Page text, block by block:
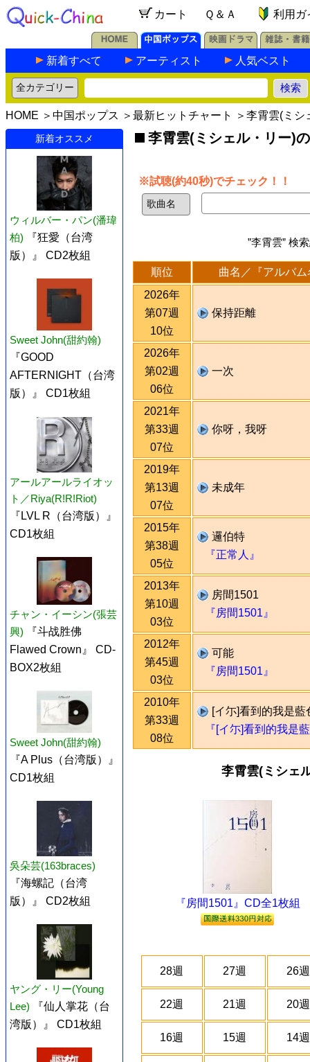
カート Ｑ＆Ａ 利用ガ
新着すべて アーティスト 人気ベスト
HOME ＞ 中国ポップス ＞ 最新ヒットチャート ＞李霄雲(ミシ
新着オススメ
ウィルバー・パン(潘瑋
柏)
『狂愛（台湾
版）』 CD2枚組
Sweet John(甜約翰)
『GOOD
AFTERNIGHT（台湾
版）』 CD1枚組
アールアールライオッ
ト／Riya(R!R!Riot)
『LVL R（台湾版）』
CD1枚組
チャン・イーシン(張芸
興)
『斗战胜佛
Flawed Crown』 CD-
BOX2枚組
Sweet John(甜約翰)
『A Plus（台湾版）』
CD1枚組
吳朵芸(163braces)
『海螺記（台湾
版）』 CD2枚組
ヤング・リー(Young
Lee)
『仙人掌花（台
湾版）』 CD1枚組
李霄雲(ミシェル・リー)
※試聴(約40秒)でチェック！！
”李霄雲” 検
順位
曲名／『アルバム
2026年
第07週
10位
保持距離
2026年
第02週
06位
一次
2021年
第33週
07位
你呀，我呀
2019年
第13週
07位
未成年
2015年
第38週
05位
邏伯特
『正常人』
2013年
第10週
03位
房間1501
『房間1501』
2012年
第45週
03位
可能
『房間1501』
2010年
第33週
08位
[イ尓]看到的我是藍
『[イ尓]看到的我是
李霄雲(ミシェ
『房間1501』CD全1枚組
28週 27週 26週
22週 21週 20週
16週 15週 14週